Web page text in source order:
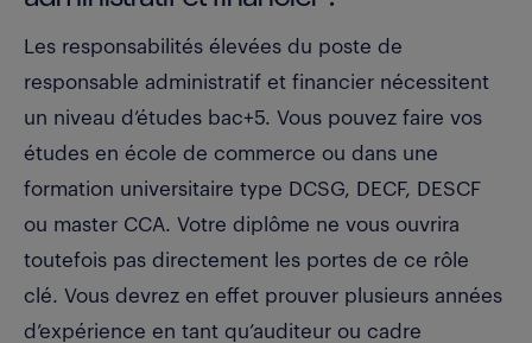
Les responsabilités élevées du poste de
responsable administratif et financier nécessitent
un niveau d’études bac+5. Vous pouvez faire vos
études en école de commerce ou dans une
formation universitaire type DCSG, DECF, DESCF
ou master CCA. Votre diplôme ne vous ouvrira
toutefois pas directement les portes de ce rôle
clé. Vous devrez en effet prouver plusieurs années
d’expérience en tant qu’auditeur ou cadre